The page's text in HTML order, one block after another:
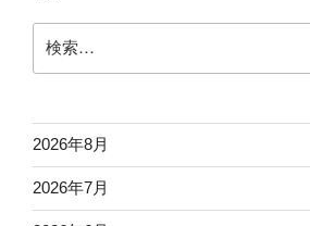
索:
2026年8月
2026年7月